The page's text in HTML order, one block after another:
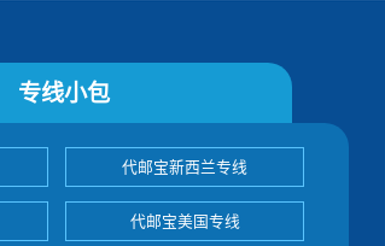
专线小包
代邮宝新西兰专线
代邮宝美国专线